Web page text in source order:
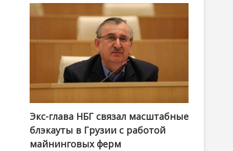
Экс-глава НБГ связал масштабные
блэкауты в Грузии с работой
майнинговых ферм